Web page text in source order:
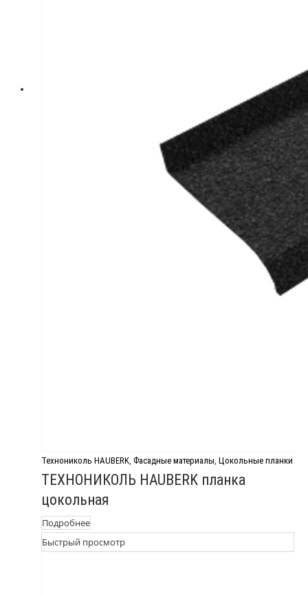
Технониколь HAUBERK Фасадные материалы Цокольные планки
ТЕХНОНИКОЛЬ HAUBERK планка
цокольная
Подробнее
Быстрый просмотр